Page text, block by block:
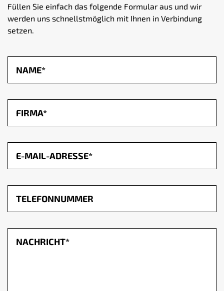
Füllen Sie einfach das folgende Formular aus und wir
werden uns schnellstmöglich mit Ihnen in Verbindung
setzen.